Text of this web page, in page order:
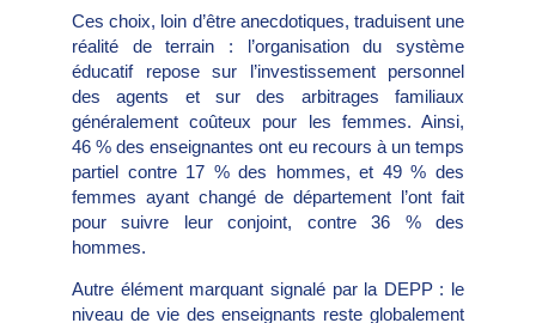
Ces choix, loin d’être anecdotiques, traduisent une
réalité de terrain : l’organisation du système
éducatif repose sur l’investissement personnel
des agents et sur des arbitrages familiaux
généralement coûteux pour les femmes. Ainsi,
46 % des enseignantes ont eu recours à un temps
partiel contre 17 % des hommes, et 49 % des
femmes ayant changé de département l’ont fait
pour suivre leur conjoint, contre 36 % des
hommes.
Autre élément marquant signalé par la DEPP : le
niveau de vie des enseignants reste globalement